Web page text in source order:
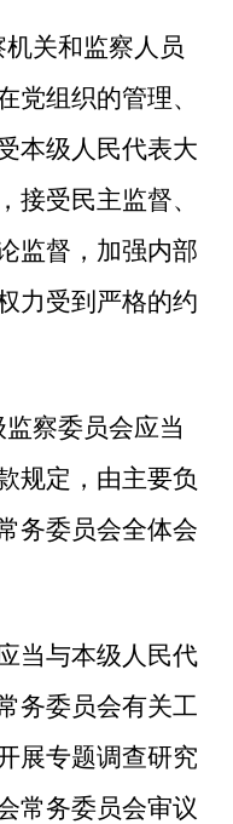
关和监察人员
党组织的管理、
本级人民代表大
接受民主监督、
监督，加强内部
力受到严格的约
察委员会应当
规定，由主要负
务委员会全体会
与本级人民代
务委员会有关工
展专题调查研究
常务委员会审议